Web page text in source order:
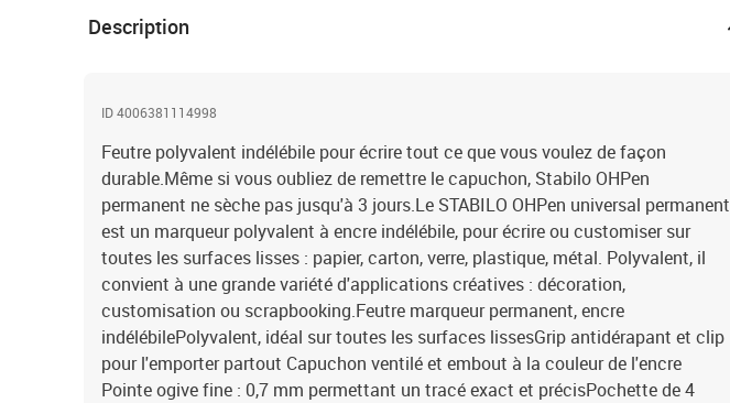
Description
ID 4006381114998
Feutre polyvalent indélébile pour écrire tout ce que vous voulez de façon
durable.Même si vous oubliez de remettre le capuchon, Stabilo OHPen
permanent ne sèche pas jusqu'à 3 jours.Le STABILO OHPen universal permanent
est un marqueur polyvalent à encre indélébile, pour écrire ou customiser sur
toutes les surfaces lisses : papier, carton, verre, plastique, métal. Polyvalent, il
convient à une grande variété d'applications créatives : décoration,
customisation ou scrapbooking.Feutre marqueur permanent, encre
indélébilePolyvalent, idéal sur toutes les surfaces lissesGrip antidérapant et clip
pour l'emporter partout Capuchon ventilé et embout à la couleur de l'encre
Pointe ogive fine : 0,7 mm permettant un tracé exact et précisPochette de 4